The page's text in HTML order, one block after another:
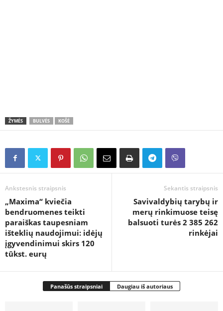
ŽYMĖS BULVĖS KOŠĖ
Ankstesnis straipsnis
„Maxima“ kviečia
bendruomenes teikti
paraiškas taupesniam
išteklių naudojimui: idėjų
įgyvendinimui skirs 120
tūkst. eurų
Sekantis straipsnis
Savivaldybių tarybų ir
merų rinkimuose teisę
balsuoti turės 2 385 262
rinkėjai
Panašūs straipsniai Daugiau iš autoriaus